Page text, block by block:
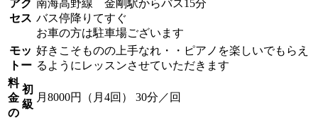
アク
セス
南海高野線 金剛駅からバス15分
バス停降りてすぐ
お車の方は駐車場ございます
モッ
トー
好きこそものの上手なれ・・ピアノを楽しいでもらえ
るようにレッスンさせていただきます
料
金
の
初
級
月8000円（月4回） 30分／回